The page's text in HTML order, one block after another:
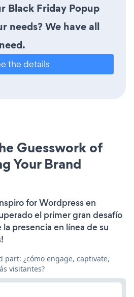
Black Friday Popup
needs? We have all
the details
Guesswork of
Your Brand
for Wordpress en
el primer gran desafío
presencia en línea de su
part: ¿cómo engage, captivate,
visitantes?